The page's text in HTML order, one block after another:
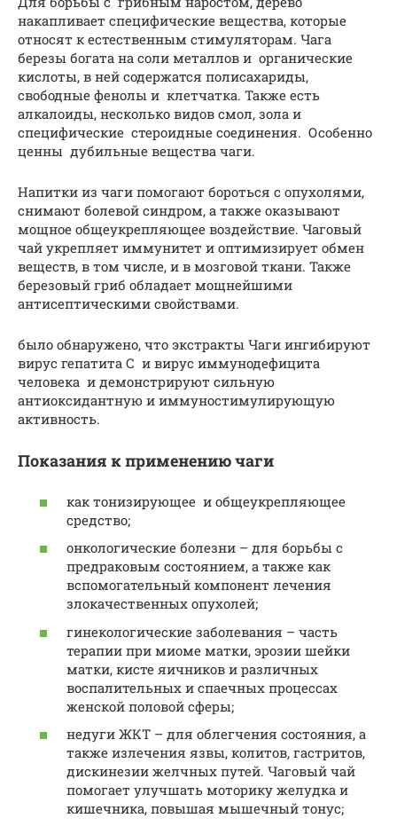
накапливает специфические вещества, которые
относят к естественным стимуляторам. Чага
березы богата на соли металлов и органические
кислоты, в ней содержатся полисахариды,
свободные фенолы и клетчатка. Также есть
алкалоиды, несколько видов смол, зола и
специфические стероидные соединения. Особенно
ценны дубильные вещества чаги.
Напитки из чаги помогают бороться с опухолями,
снимают болевой синдром, а также оказывают
мощное общеукрепляющее воздействие. Чаговый
чай укрепляет иммунитет и оптимизирует обмен
веществ, в том числе, и в мозговой ткани. Также
березовый гриб обладает мощнейшими
антисептическими свойствами.
было обнаружено, что экстракты Чаги ингибируют
вирус гепатита С и вирус иммунодефицита
человека и демонстрируют сильную
антиоксидантную и иммуностимулирующую
активность.
Показания к применению чаги
как тонизирующее и общеукрепляющее
средство;
онкологические болезни – для борьбы с
предраковым состоянием, а также как
вспомогательный компонент лечения
злокачественных опухолей;
гинекологические заболевания – часть
терапии при миоме матки, эрозии шейки
матки, кисте яичников и различных
воспалительных и спаечных процессах
женской половой сферы;
недуги ЖКТ – для облегчения состояния, а
также излечения язвы, колитов, гастритов,
дискинезии желчных путей. Чаговый чай
помогает улучшать моторику желудка и
кишечника, повышая мышечный тонус;